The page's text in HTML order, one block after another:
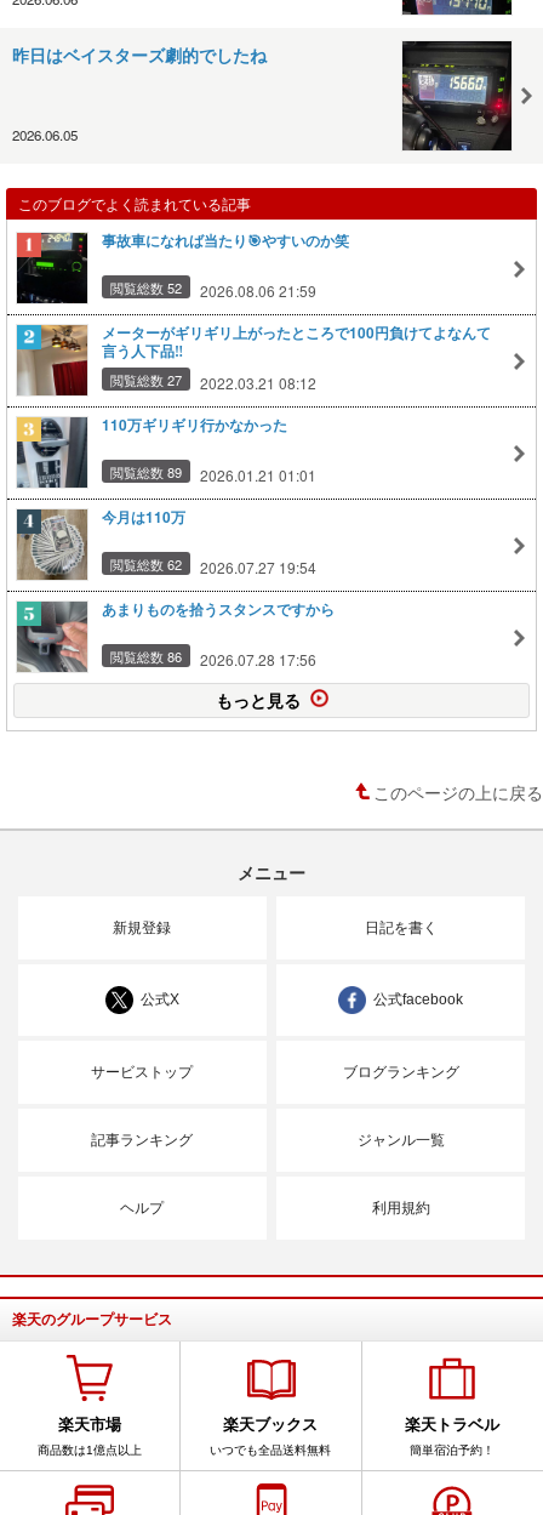
昨日はベイスターズ劇的でしたね
2026.06.05
このブログでよく読まれている記事
事故車になれば当たり🎯やすいのか笑
閲覧総数 52 2026.08.06 21:59
メーターがギリギリ上がったところで100円負けてよなんて
言う人下品‼️
閲覧総数 27 2022.03.21 08:12
110万ギリギリ行かなかった
閲覧総数 89 2026.01.21 01:01
今月は110万
閲覧総数 62 2026.07.27 19:54
あまりものを拾うスタンスですから
閲覧総数 86 2026.07.28 17:56
もっと見る
このページの上に戻る
メニュー
新規登録 日記を書く
公式X 公式facebook
サービストップ ブログランキング
記事ランキング ジャンル一覧
ヘルプ 利用規約
楽天のグループサービス
楽天市場
商品数は1億点以上
楽天ブックス
いつでも全品送料無料
楽天トラベル
簡単宿泊予約！